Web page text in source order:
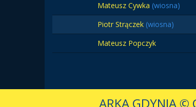
Mateusz Cywka (wiosna)
Piotr Strączek (wiosna)
Mateusz Popczyk
ARKA GDYNIA©